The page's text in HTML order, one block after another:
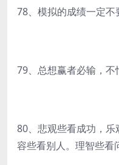
78、模拟的成绩一定不
79、总想赢者必输，不
80、悲观些看成功，
容些看别人。理智些看